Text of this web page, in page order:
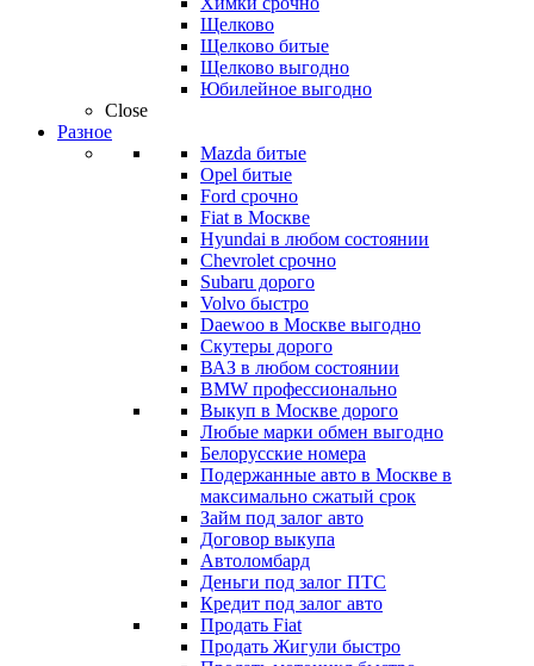
Щелково
Щелково битые
Щелково выгодно
Юбилейное выгодно
Close
Разное
Mazda битые
Opel битые
Ford срочно
Fiat в Москве
Hyundai в любом состоянии
Chevrolet срочно
Subaru дорого
Volvo быстро
Daewoo в Москве выгодно
Скутеры дорого
ВАЗ в любом состоянии
BMW профессионально
Выкуп в Москве дорого
Любые марки обмен выгодно
Белорусские номера
Подержанные авто в Москве в
максимально сжатый срок
Займ под залог авто
Договор выкупа
Автоломбард
Деньги под залог ПТС
Кредит под залог авто
Продать Fiat
Продать Жигули быстро